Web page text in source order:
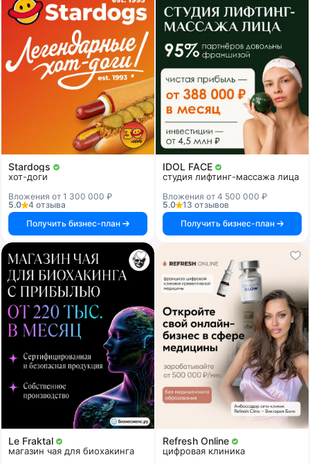
Stardogs
хот-доги
Вложения от 1 300 000 ₽
5.0
4 отзыва
Получить бизнес-план
IDOL FACE
студия лифтинг-массажа лица
Вложения от 4 500 000 ₽
5.0
13 отзывов
Получить бизнес-план
Le Fraktal
магазин чая для биохакинга
Refresh Online
цифровая клиника